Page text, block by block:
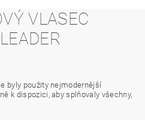
VLASEC
byly použity nejmodernější
k dispozici, aby splňovaly všechny,